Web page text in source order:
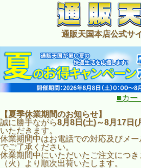
通販天国本店公式サ
■カー
【夏季休業期間のお知らせ】
誠に勝手ながら8月8日(土)～8月17日(
いただきます。
休業期間中はお電話での対応及びメ
でご了承ください。
休業期間中にいただいたご注文につ
（火）より順次出荷いたします。